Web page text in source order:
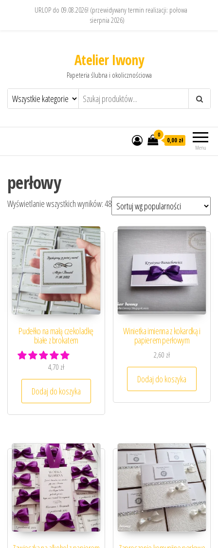
Atelier Iwony
Papeteria ślubna i okolicznościowa
Menu
0
0,00 zł
perłowy
Wyświetlanie wszystkich wyników: 48Posortowane według popularności
Pudełko na małą czekoladkę
białe z brokatem
4,70 zł
Dodaj do koszyka
Winietka imienna z kokardką i
papierem perłowym
2,60 zł
Dodaj do koszyka
URLOP do 09.08.2026! (przewidywany termin realizacji: połowa
sierpnia 2026)